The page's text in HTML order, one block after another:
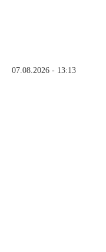
07.08.2026 - 13:13